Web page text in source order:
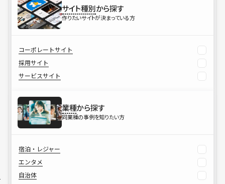
サイト種別から探す
作りたいサイトが決まっている方
コーポレートサイト
採用サイト
サービスサイト
業種から探す
同業種の事例を知りたい方
宿泊・レジャー
エンタメ
自治体